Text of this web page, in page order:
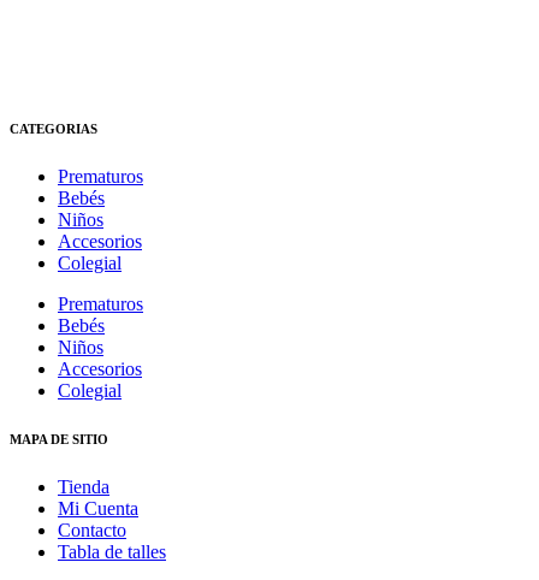
CATEGORIAS
Prematuros
Bebés
Niños
Accesorios
Colegial
Prematuros
Bebés
Niños
Accesorios
Colegial
MAPA DE SITIO
Tienda
Mi Cuenta
Contacto
Tabla de talles